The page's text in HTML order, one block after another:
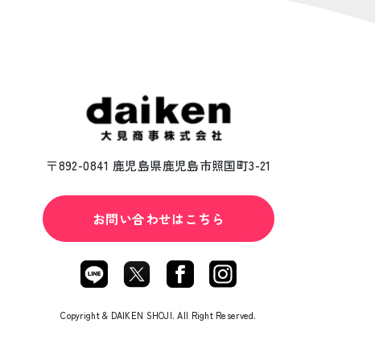
〒892-0841 鹿児島県鹿児島市照国町3-21
お問い合わせはこちら
Copyright & DAIKEN SHOJI. All Right Reserved.︎